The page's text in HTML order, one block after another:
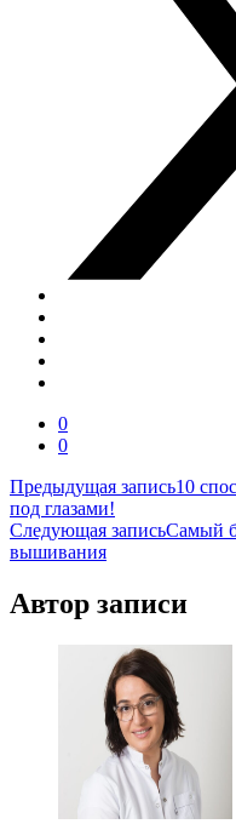
0
0
Навигация
по
записям
Предыдущая запись10
под глазами!
Следующая записьСамый
вышивания
Автор записи